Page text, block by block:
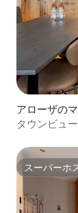
アローザの
タウンビュ
スーパーホ
スーパーホ